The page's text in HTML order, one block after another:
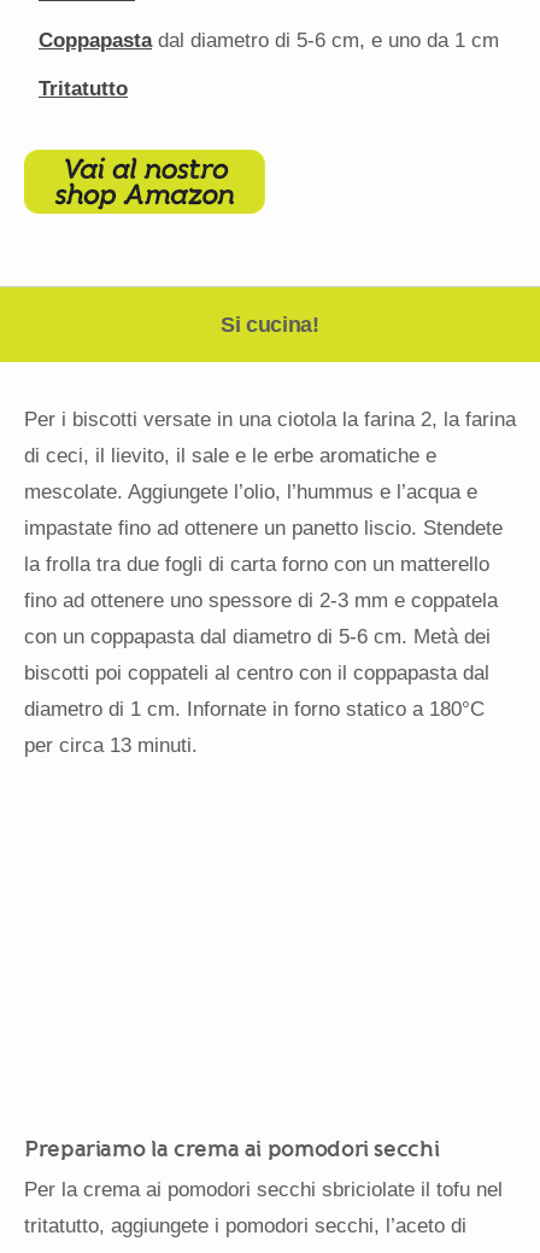
Coppapastadal diametro di 5-6 cm, e uno da 1 cm
Tritatutto
Si cucina!
Per i biscotti versate in una ciotola la farina 2, la farina
di ceci, il lievito, il sale e le erbe aromatiche e
mescolate. Aggiungete l’olio, l’hummus e l’acqua e
impastate fino ad ottenere un panetto liscio. Stendete
la frolla tra due fogli di carta forno con un matterello
fino ad ottenere uno spessore di 2-3 mm e coppatela
con un coppapasta dal diametro di 5-6 cm. Metà dei
biscotti poi coppateli al centro con il coppapasta dal
diametro di 1 cm. Infornate in forno statico a 180°C
per circa 13 minuti.
Prepariamo la crema ai pomodori secchi
Per la crema ai pomodori secchi sbriciolate il tofu nel
tritatutto, aggiungete i pomodori secchi, l’aceto di